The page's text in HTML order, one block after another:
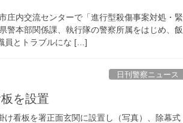
庄内交流センターで「進行型殺傷事案対処・緊
警本部関係課、執行隊の警察所属をはじめ、飯
員とトラブルにな […]
日刊警察ニュース
板を設置
看板を署正面玄関に設置し（写真）、除幕式